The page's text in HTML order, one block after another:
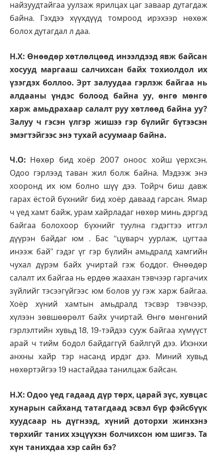
найзуудтайгаа уулзаж ярилцах цаг заваар дутагдаж
байна. Гэхдээ хүүхдүүд томроод ирэхээр нөхөж
болох дутагдал л даа.
Н.Х: Өнөөдөр хөтлөлцөөд инээлдээд явж байсан
хосууд маргааш салчихсан байх тохиолдол их
үзэгдэх боллоо. Эрт залуудаа гэрлэж байгаа нь
алдааны үндэс болоод байна уу, өнгө мөнгө
харж амьдрахаар салалт руу хөтлөөд байна уу?
Залуу ч гэсэн үлгэр жишээ гэр бүлийг бүтээсэн
эмэгтэйгээс энэ тухай асуумаар байна.
Ч.О:
Нөхөр бид хоёр 2007 оноос хойш үерхсэн.
Одоо гэрлээд таван жил болж байна. Мэдээж энэ
хооронд их юм болно шүү дээ. Тойрч биш давж
гарах ёстой бүхнийг бид хоёр даваад гарсан. Ямар
ч үед хамт байж, урам хайрладаг нөхөр минь дэргэд
байгаа болохоор бүхнийг туулна гэдэгтээ итгэл
дүүрэн байдаг юм . Бас “цуварч уурлаж, цугтаа
инээж бай” гэдэг үг гэр бүлийн амьдралд хамгийн
чухал дүрэм байх учиртай гэж боддог. Өнөөдөр
салалт их байгаа нь ердөө жаахан тэвчээр гаргачих
зүйлийг тэсээгүйгээс юм болов уу гэж харж байгаа.
Хоёр хүний хамтын амьдралд тэсвэр тэвчээр,
хүлээн зөвшөөрөлт байх учиртай. Өнгө мөнгөний
гэрлэлтийн хувьд 18, 19-тэйдээ сууж байгаа хүмүүст
арай ч тийм бодол байдаггүй байлгүй дээ. Ихэнхи
анхны хайр тэр насанд ирдэг дээ. Миний хувьд
нөхөртэйгээ 19 настайдаа танилцаж байсан.
Н.Х: Одоо үед гадаад дүр төрх, царай зүс, хувцас
хунарын сайханд татагдаад эсвэл бүр фэйсбүүк
хуудсаар нь дүгнээд, хүний доторхи жинхэнэ
төрхийг таних хэцүүхэн болчихсон юм шигээ. Та
хүн танихдаа хэр сайн бэ?